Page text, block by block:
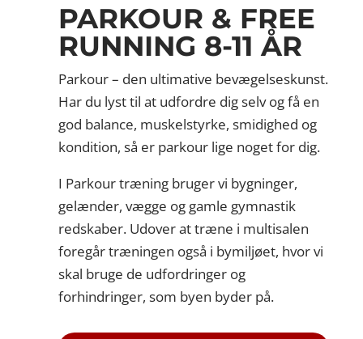
PARKOUR & FREE
RUNNING 8-11 ÅR
Parkour – den ultimative bevægelseskunst.
Har du lyst til at udfordre dig selv og få en
god balance, muskelstyrke, smidighed og
kondition, så er parkour lige noget for dig.
I Parkour træning bruger vi bygninger,
gelænder, vægge og gamle gymnastik
redskaber. Udover at træne i multisalen
foregår træningen også i bymiljøet, hvor vi
skal bruge de udfordringer og
forhindringer, som byen byder på.